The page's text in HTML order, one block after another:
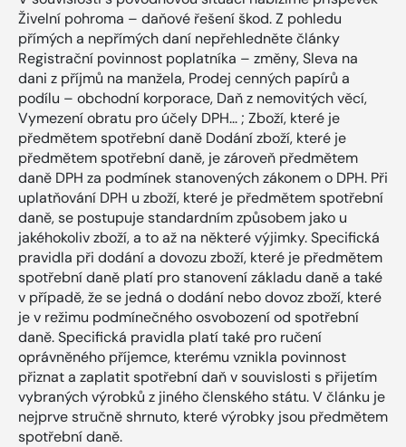
Živelní pohroma – daňové řešení škod. Z pohledu
přímých a nepřímých daní nepřehledněte články
Registrační povinnost poplatníka – změny, Sleva na
dani z příjmů na manžela, Prodej cenných papírů a
podílu – obchodní korporace, Daň z nemovitých věcí,
Vymezení obratu pro účely DPH... ; Zboží, které je
předmětem spotřební daně Dodání zboží, které je
předmětem spotřební daně, je zároveň předmětem
daně DPH za podmínek stanovených zákonem o DPH. Při
uplatňování DPH u zboží, které je předmětem spotřební
daně, se postupuje standardním způsobem jako u
jakéhokoliv zboží, a to až na některé výjimky. Specifická
pravidla při dodání a dovozu zboží, které je předmětem
spotřební daně platí pro stanovení základu daně a také
v případě, že se jedná o dodání nebo dovoz zboží, které
je v režimu podmínečného osvobození od spotřební
daně. Specifická pravidla platí také pro ručení
oprávněného příjemce, kterému vznikla povinnost
přiznat a zaplatit spotřební daň v souvislosti s přijetím
vybraných výrobků z jiného členského státu. V článku je
nejprve stručně shrnuto, které výrobky jsou předmětem
spotřební daně.